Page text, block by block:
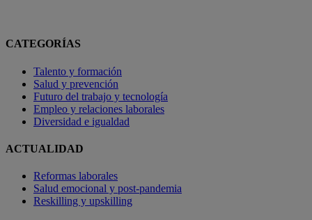
CATEGORÍAS
Talento y formación
Salud y prevención
Futuro del trabajo y tecnología
Empleo y relaciones laborales
Diversidad e igualdad
ACTUALIDAD
Reformas laborales
Salud emocional y post-pandemia
Reskilling y upskilling